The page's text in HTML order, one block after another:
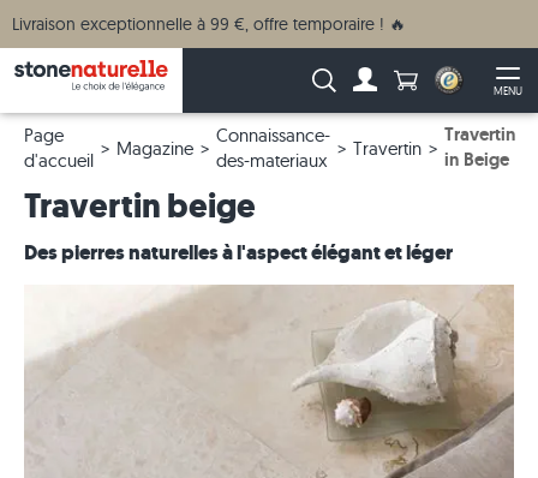
Livraison exceptionnelle à 99 €, offre temporaire ! 🔥
MENU
Recherche :Anzahl
Page
d'accueil
Magazine
Connaissance-
des-materiaux
Travertin
Travertin
in Beige
Travertin beige
Des pierres naturelles à l'aspect élégant et léger